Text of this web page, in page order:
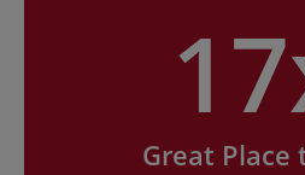
Great Place